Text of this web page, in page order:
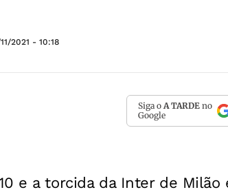
2021 - 10:18
Siga o A TARDE no
Google
e a torcida da Inter de Milão